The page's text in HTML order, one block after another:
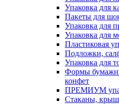
Упаковка для
Пакеты для
Упаковка для
Упаковка для
Пластиковая
Подложки,
Упаковка для
Формы
конфет
ПРЕМИУМ
Стаканы,